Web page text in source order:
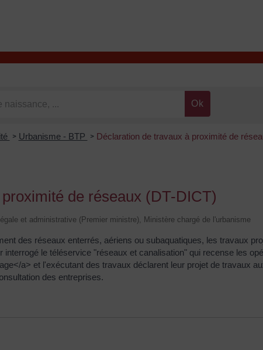
> Urbanisme - BTP > Déclaration de travaux à proximité de
de réseaux (DT-DICT)
et administrative (Premier ministre), Ministère chargé de l'urbanisme
des réseaux enterrés, aériens ou subaquatiques, les travaux
le téléservice "réseaux et canalisation" qui recense les
a> et l'exécutant des travaux déclarent leur projet de travaux
des entreprises.